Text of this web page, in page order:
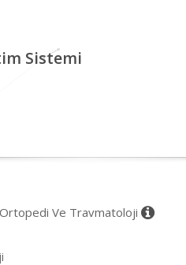
Sistemi
Ortopedi Ve Travmatoloji